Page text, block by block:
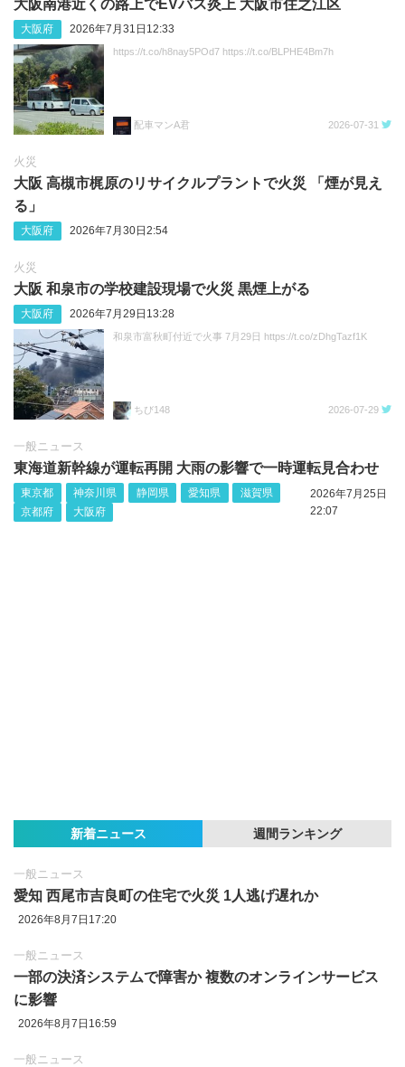
大阪南港近くの路上でEVバス炎上 大阪市住之江区
大阪府 2026年7月31日12:33
https://t.co/h8nay5POd7 https://t.co/BLPHE4Bm7h
配車マンA君 2026-07-31
火災
大阪 高槻市梶原のリサイクルプラントで火災 「煙が見え
る」
大阪府 2026年7月30日2:54
火災
大阪 和泉市の学校建設現場で火災 黒煙上がる
大阪府 2026年7月29日13:28
和泉市富秋町付近で火事 7月29日 https://t.co/zDhgTazf1K
ちび148 2026-07-29
一般ニュース
東海道新幹線が運転再開 大雨の影響で一時運転見合わせ
東京都 神奈川県 静岡県 愛知県
滋賀県
京都府
大阪府
2026年7月25日
22:07
新着ニュース 週間ランキング
一般ニュース
愛知 西尾市吉良町の住宅で火災 1人逃げ遅れか
2026年8月7日17:20
一般ニュース
一部の決済システムで障害か 複数のオンラインサービス
に影響
2026年8月7日16:59
一般ニュース